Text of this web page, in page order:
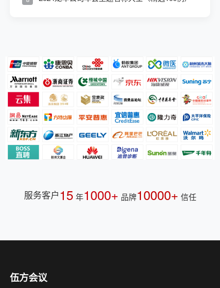
服务客户15 年1000+ 品牌10000+ 信任
伍方会议